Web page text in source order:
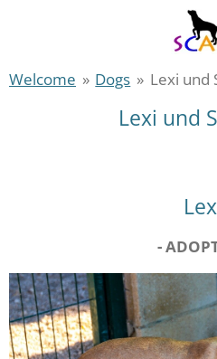
Welcome » Dogs » Lexi und
Lexi und
-